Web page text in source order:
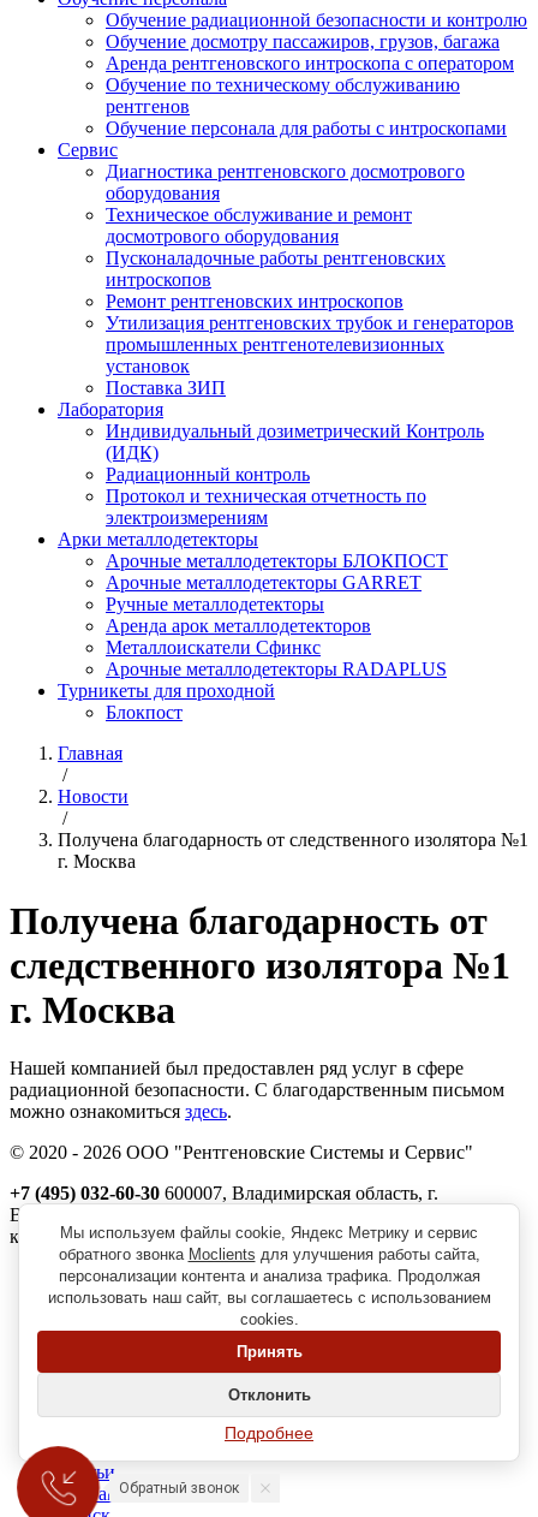
Обучение радиационной безопасности и контролю
Обучение досмотру пассажиров, грузов, багажа
Аренда рентгеновского интроскопа с оператором
Обучение по техническому обслуживанию
рентгенов
Обучение персонала для работы с интроскопами
Сервис
Диагностика рентгеновского досмотрового
оборудования
Техническое обслуживание и ремонт
досмотрового оборудования
Пусконаладочные работы рентгеновских
интроскопов
Ремонт рентгеновских интроскопов
Утилизация рентгеновских трубок и генераторов
промышленных рентгенотелевизионных
установок
Поставка ЗИП
Лаборатория
Индивидуальный дозиметрический Контроль
(ИДК)
Радиационный контроль
Протокол и техническая отчетность по
электроизмерениям
Арки металлодетекторы
Арочные металлодетекторы БЛОКПОСТ
Арочные металлодетекторы GARRET
Ручные металлодетекторы
Аренда арок металлодетекторов
Металлоискатели Сфинкс
Арочные металлодетекторы RADAPLUS
Турникеты для проходной
Блокпост
Главная
/
Новости
/
Получена благодарность от следственного изолятора №1
г. Москва
Получена благодарность от
следственного изолятора №1
г. Москва
Нашей компанией был предоставлен ряд услуг в сфере
радиационной безопасности. С благодарственным письмом
можно ознакомиться здесь.
© 2020 - 2026 ООО "Рентгеновские Системы и Сервис"
+7 (495) 032-60-30 600007, Владимирская область, г.
Владимир, ул. Северная, д. 1м,
корп. 11, пом. 41
Реквизиты
Политика обработки персональных данных
Пользовательское соглашение
Согласие на получение рекламно-информационной рассылки
Новости
Статьи
Контакты
Мы используем файлы cookie, Яндекс Метрику и сервис
обратного звонка Moclients для улучшения работы сайта,
персонализации контента и анализа трафика. Продолжая
использовать наш сайт, вы соглашаетесь с использованием
cookies.
Принять
Отклонить
Подробнее
Обратный звонок